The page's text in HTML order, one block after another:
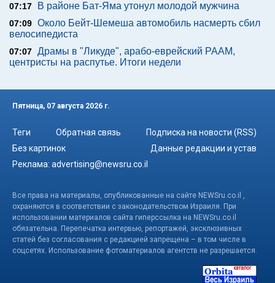
07:17 В районе Бат-Яма утонул молодой мужчина
07:09 Около Бейт-Шемеша автомобиль насмерть сбил
велосипедиста
07:07 Драмы в "Ликуде", арабо-еврейский РААМ,
центристы на распутье. Итоги недели
Пятница, 07 августа 2026 г.
Теги Обратная связь
Подписка на новости (RSS)
Без картинок
Данные редакции и устав
Реклама: advertising@newsru.co.il
Все права на материалы, опубликованные на сайте NEWSru.co.il ,
охраняются в соответствии с законодательством Израиля. При
использовании материалов сайта гиперссылка на NEWSru.co.il
обязательна. Перепечатка интервью, репортажей, эксклюзивных
статей без согласования с редакцией запрещена – в том числе в
соцсетях. Использование фотоматериалов агентств не разрешается.